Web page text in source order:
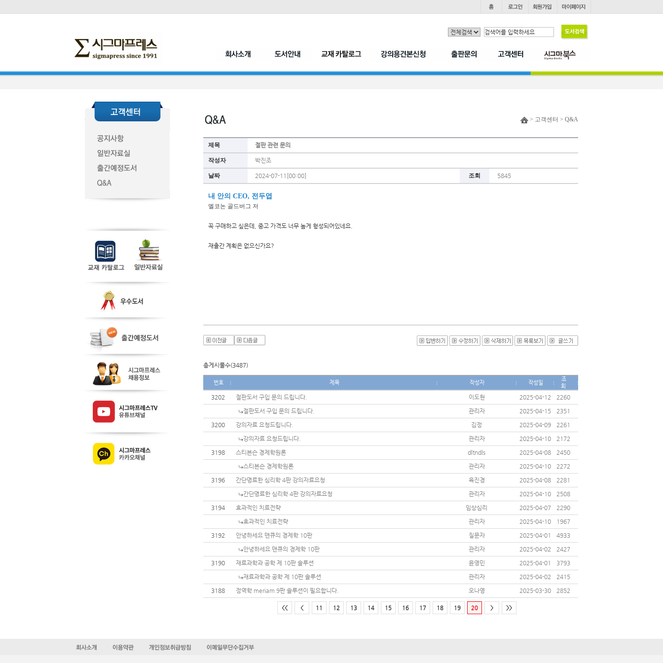
> 고객센터 > Q&A
제목 절판 관련 문의
작성자 박진조
날짜 2024-07-11[00:00] 조회 5845
내 안의 CEO, 전두엽
엘코논 골드버그 저
꼭 구매하고 싶은데, 중고 가격도 너무 높게 형성되어있네요.
재출간 계획은 없으신가요?
총게시물수(3487)
번호 제목 작성자 작성일
조
회
3202 절판도서 구입 문의 드립니다. 이도현 2025-04-12
2260
절판도서 구입 문의 드립니다.
관리자 2025-04-15
2351
3200
강의자료 요청드립니다. 김정 2025-04-09
2261
강의자료 요청드립니다.
관리자 2025-04-10
2172
3198
스티븐슨 경제학원론 dltndls 2025-04-08
2450
스티븐슨 경제학원론
관리자 2025-04-10
2272
3196
간단명료한 심리학 4판 강의자료요청 육진경 2025-04-08
2281
간단명료한 심리학 4판 강의자료요청
관리자 2025-04-10
2508
3194
효과적인 치료전략 임상심리 2025-04-07
2290
효과적인 치료전략
관리자 2025-04-10
1967
3192
안녕하세요 맨큐의 경제학 10판 질문자 2025-04-01
4933
안녕하세요 맨큐의 경제학 10판
관리자 2025-04-02
2427
3190
재료과학과 공학 제 10판 솔루션 윤영민 2025-04-01
3793
재료과학과 공학 제 10판 솔루션
관리자 2025-04-02
2415
3188
정역학 meriam 9판 솔루션이 필요합니다. 오나영 2025-03-30 2852
<< < 11 12 13 14 15 16 17 18 19 20 > >>